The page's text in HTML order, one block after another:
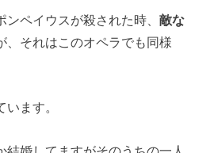
ンペイウスが殺された時、敵な
、それはこのオペラでも同様
ます。